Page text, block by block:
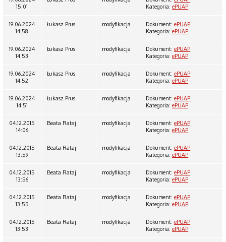
15:01
Kategoria:ePUAP
19.06.2024
14:58
Łukasz Prus modyfikacja Dokument:ePUAP
Kategoria:ePUAP
19.06.2024
14:53
Łukasz Prus modyfikacja Dokument:ePUAP
Kategoria:ePUAP
19.06.2024
14:52
Łukasz Prus modyfikacja Dokument:ePUAP
Kategoria:ePUAP
19.06.2024
14:51
Łukasz Prus modyfikacja Dokument:ePUAP
Kategoria:ePUAP
04.12.2015
14:06
Beata Rataj modyfikacja Dokument:ePUAP
Kategoria:ePUAP
04.12.2015
13:59
Beata Rataj modyfikacja Dokument:ePUAP
Kategoria:ePUAP
04.12.2015
13:56
Beata Rataj modyfikacja Dokument:ePUAP
Kategoria:ePUAP
04.12.2015
13:55
Beata Rataj modyfikacja Dokument:ePUAP
Kategoria:ePUAP
04.12.2015
13:53
Beata Rataj modyfikacja Dokument:ePUAP
Kategoria:ePUAP